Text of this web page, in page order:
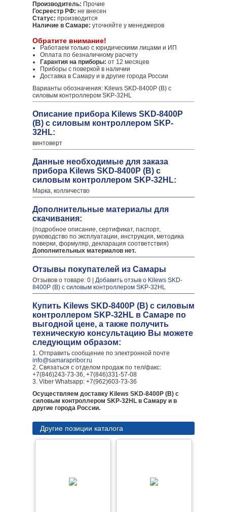
Производитель: Прочие
Госреестр РФ: не внесен
Статус: производится
Наличие в Самаре: уточняйте у менеджеров
Обратите внимание!
Работаем только с юридическими лицами и ИП
Оплата по безналичному расчету
Гарантия на приборы: от 12 месяцев
Приборы с поверкой в наличии
Доставка в Самару и в другие города России
Варианты обозначения: Kilews SKD-8400P (B) с
силовым контроллером SKP-32HL
Описание прибора Kilews SKD-8400P
(B) с силовым контроллером SKP-
32HL:
винтоверт
Данные необходимые для заказа
прибора Kilews SKD-8400P (B) с
силовым контроллером SKP-32HL:
Марка, колличество
Дополнительные материалы для
скачивания:
(подробное описание, сертификат, паспорт,
руководство по эксплуатации, инструкция, методика
поверки, формуляр, декларация соответствия)
Дополнительных материалов нет.
Отзывы покупателей из Самары
Отзывов о товаре: 0 | Добавить отзыв о Kilews SKD-
8400P (B) с силовым контроллером SKP-32HL
Купить Kilews SKD-8400P (B) с силовым
контроллером SKP-32HL в Самаре по
выгодной цене, а также получить
техническую консультацию Вы можете
следующим образом:
1. Отправить сообщение по электронной почте
info@samarapribor.ru
2. Связаться с отделом продаж по тел/факс:
+7(846)243-73-36, +7(846)331-57-08
3. Viber Whatsapp: +7(962)603-73-36
Осуществляем доставку Kilews SKD-8400P (B) с
силовым контроллером SKP-32HL в Самару и в
другие города России.
Другие позиции каталога